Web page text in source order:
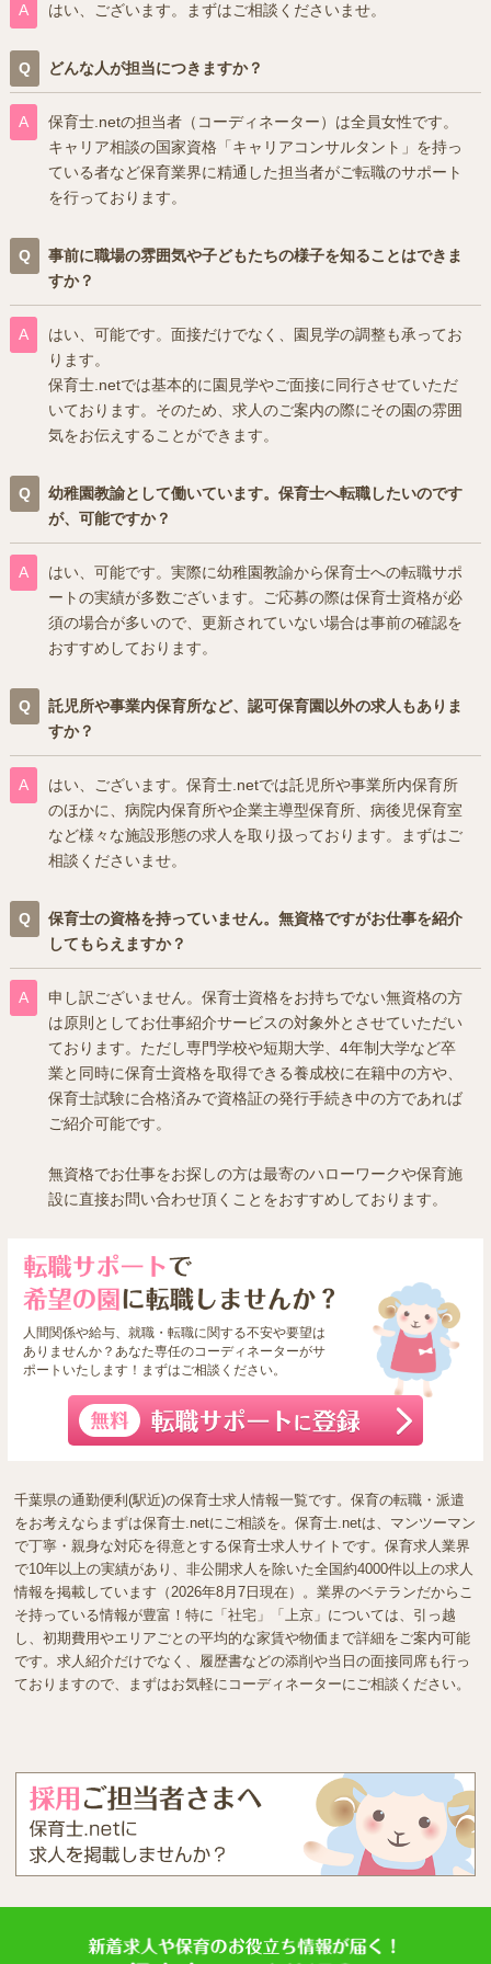
はい、ございます。まずはご相談くださいませ。
どんな人が担当につきますか？
保育士.netの担当者（コーディネーター）は全員女性です。
キャリア相談の国家資格「キャリアコンサルタント」を持っ
ている者など保育業界に精通した担当者がご転職のサポート
を行っております。
事前に職場の雰囲気や子どもたちの様子を知ることはできま
すか？
はい、可能です。面接だけでなく、園見学の調整も承ってお
ります。
保育士.netでは基本的に園見学やご面接に同行させていただ
いております。そのため、求人のご案内の際にその園の雰囲
気をお伝えすることができます。
幼稚園教諭として働いています。保育士へ転職したいのです
が、可能ですか？
はい、可能です。実際に幼稚園教諭から保育士への転職サポ
ートの実績が多数ございます。ご応募の際は保育士資格が必
須の場合が多いので、更新されていない場合は事前の確認を
おすすめしております。
託児所や事業内保育所など、認可保育園以外の求人もありま
すか？
はい、ございます。保育士.netでは託児所や事業所内保育所
のほかに、病院内保育所や企業主導型保育所、病後児保育室
など様々な施設形態の求人を取り扱っております。まずはご
相談くださいませ。
保育士の資格を持っていません。無資格ですがお仕事を紹介
してもらえますか？
申し訳ございません。保育士資格をお持ちでない無資格の方
は原則としてお仕事紹介サービスの対象外とさせていただい
ております。ただし専門学校や短期大学、4年制大学など卒
業と同時に保育士資格を取得できる養成校に在籍中の方や、
保育士試験に合格済みで資格証の発行手続き中の方であれば
ご紹介可能です。
無資格でお仕事をお探しの方は最寄のハローワークや保育施
設に直接お問い合わせ頂くことをおすすめしております。
人間関係や給与、就職・転職に関する不安や要望は
ありませんか？あなた専任のコーディネーターがサ
ポートいたします！まずはご相談ください。
千葉県の通勤便利(駅近)の保育士求人情報一覧です。保育の転職・派遣
をお考えならまずは保育士.netにご相談を。保育士.netは、マンツーマン
で丁寧・親身な対応を得意とする保育士求人サイトです。保育求人業界
で10年以上の実績があり、非公開求人を除いた全国約4000件以上の求人
情報を掲載しています（2026年8月7日現在）。業界のベテランだからこ
そ持っている情報が豊富！特に「社宅」「上京」については、引っ越
し、初期費用やエリアごとの平均的な家賃や物価まで詳細をご案内可能
です。求人紹介だけでなく、履歴書などの添削や当日の面接同席も行っ
ておりますので、まずはお気軽にコーディネーターにご相談ください。